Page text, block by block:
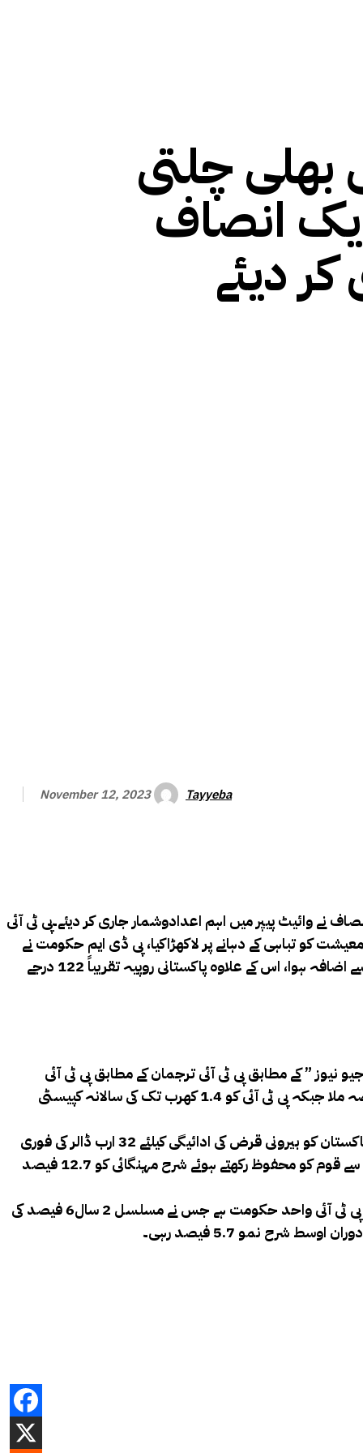
میں اچھی بھلی چلتی
انصاف
دیئے
November 12, 2023 Tayyeba
انصاف نے وائیٹ پیپر میں اہم اعدادوشمار جاری کر دیئے۔پی ٹی آئی
آئی ترجمان کے مطابق پی ڈی ایم نے 16 ماہ میں اچھی بھلی چلتی معیشت کو تباہی کے دہانے پر لاکھڑاکیا، پی ڈی ایم حکومت نے
16 ماہ میں بیرونی قرض میں تقریباً 20 کھرب روپے کا اضافہ کیا، مہنگائی نے قوتِ خرید ختم کر دی اور غربت کی شرح میں تیزی سے اضافہ ہوا، اس کے علاوہ پاکستانی روپیہ تقریباً 122 درجے
کا جائزہ بھی پیش کیا گیا ہے۔”جیو نیوز ” کے مطابق پی ٹی آئی ترجمان کے مطابق پی ٹی آئی
نے2018 میں حکومت سنبھالی تو معیشت بدترین بحران کا شکار تھی، ن لیگ کی نااہلی کی بدولت 1.6 کھرب روپے کا گردشی قرضہ ملا جبکہ پی ٹی آئی کو 1.4 کھرب تک کی سالانہ کپیسٹی
پی ٹی آئی کے وائٹ پیپر میں بتایا گیا ہے کہ 2018 میں کرنٹ اکاؤنٹ خسارہ 19.2 ارب ڈالر، زرمبادلہ ذخائر 9.4 ارب ڈالر تھے جبکہ پاکستان کو بیرونی قرض کی ادائیگی کیلئے 32 ارب ڈالر کی فوری
فنڈنگ درکار تھی،کورونا کے باوجود زراعت، تعمیرات اور صنعت کے شعبوں میں سرمایہ کاری ہوئی، پی ٹی آئی نے بلندترین مہنگائی سے قوم کو محفوظ رکھتے ہوئے شرح مہنگائی کو 12.7 فیصد
جاری وائٹ پیپر میں بتایا گیا ہے کہ پی ٹی آئی نے حکومت کے تیسرے اور چوتھے سال میں 6 فیصد شرح نمو حاصل کی،2007 کے بعد پی ٹی آئی واحد حکومت ہے جس نے مسلسل 2 سال6 فیصد کی